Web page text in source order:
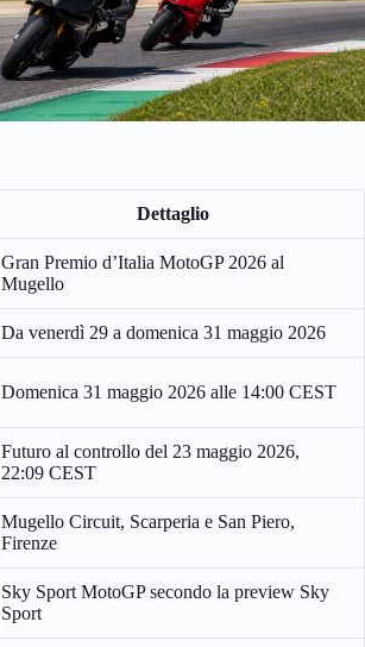
Dettaglio
Gran Premio d’Italia MotoGP 2026 al
Mugello
Da venerdì 29 a domenica 31 maggio 2026
Domenica 31 maggio 2026 alle 14:00 CEST
Futuro al controllo del 23 maggio 2026,
22:09 CEST
Mugello Circuit, Scarperia e San Piero,
Firenze
Sky Sport MotoGP secondo la preview Sky
Sport